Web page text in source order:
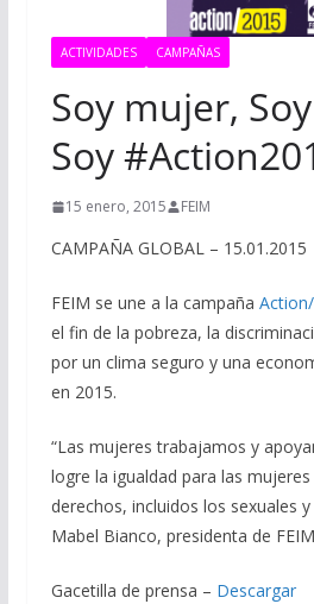
ACTIVIDADES CAMPAÑAS
Soy mujer,
Soy
15 enero, 2015 FEIM
CAMPAÑA GLOBAL – 15.01.2015
FEIM se une a la campaña
el fin de la pobreza, la
por un clima seguro y una
en 2015.
“Las mujeres trabajamos y
logre la igualdad para las
derechos, incluidos los sexuales
Mabel Bianco, presidenta de
Gacetilla de prensa – Descargar